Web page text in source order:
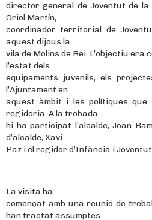
director general de Joventut de la
Oriol Martín,
coordinador territorial de
aquest dijous la
vila de Molins de Rei. L’objectiu
l’estat dels
equipaments juvenils, els
l’Ajuntament en
aquest àmbit i les polítiques que
regidoria. A la trobada
hi ha participat l’alcalde, Joan
d’alcalde, Xavi
Paz i el regidor d’Infància i
La visita ha
començat amb una reunió de
han tractat assumptes